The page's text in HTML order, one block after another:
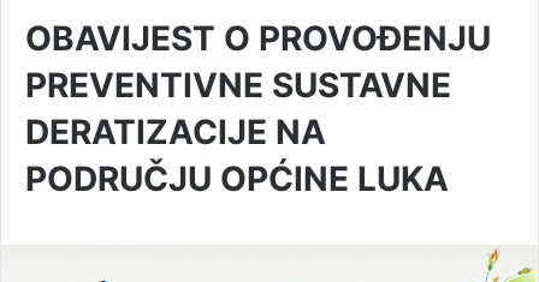
OBAVIJEST O PROVOĐENJU
PREVENTIVNE SUSTAVNE
DERATIZACIJE NA
PODRUČJU OPĆINE LUKA